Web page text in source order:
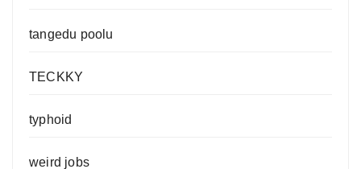
tangedu poolu
TECKKY
typhoid
weird jobs